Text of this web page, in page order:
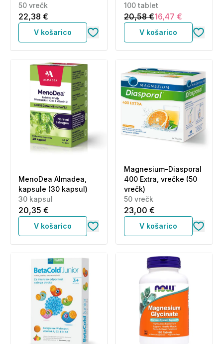
50 vrečk
22,38 €
V košarico
100 tablet
20,58 €16,47 €
V košarico
MenoDea Almadea,
kapsule (30 kapsul)
30 kapsul
20,35 €
V košarico
Magnesium-Diasporal
400 Extra, vrečke (50
vrečk)
50 vrečk
23,00 €
V košarico